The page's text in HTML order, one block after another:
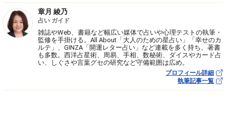
章月 綾乃
占い ガイド
雑誌やWeb、書籍など幅広い媒体で占いや心理テストの執筆・
監修を手掛ける。All About「大人のための星占い」「幸せのカ
ルテ」、GINZA「開運レター占い」など連載を多く持ち、著書
も多数。西洋占星術、周易、手相、数秘術、ダイスやカード占
い、しぐさや言葉グセの研究など守備範囲は広め。
プロフィール詳細
執筆記事一覧